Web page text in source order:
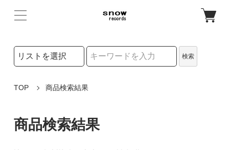
検索リストの選択
検索
TOP 商品検索結果
商品検索結果